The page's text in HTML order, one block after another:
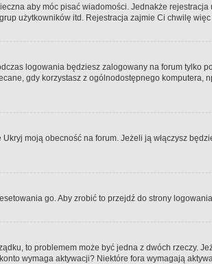
aby móc pisać wiadomości. Jednakże
użytkowników itd. Rejestracja zajmie Ci chwilę
logowania będziesz zalogowany na forum tylko
gdy korzystasz z ogólnodostępnego
moją obecność na forum. Jeżeli ją włączysz
go. Aby zrobić to przejdź do strony
to problemem może być jedna z dwóch rzeczy.
wymaga aktywacji? Niektóre fora wymagają